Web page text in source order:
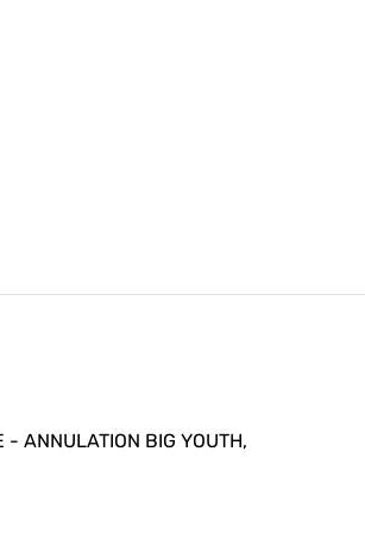
- ANNULATION BIG YOUTH,